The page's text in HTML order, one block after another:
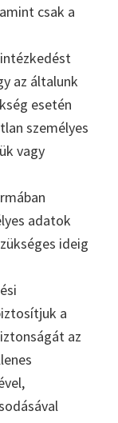
csak a
az általunk
esetén
személyes
vagy
adatok
ideig
a
az